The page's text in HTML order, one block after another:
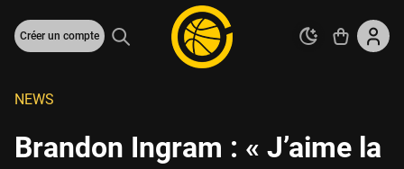
Créer un compte
NEWS
Brandon Ingram : « J’aime la